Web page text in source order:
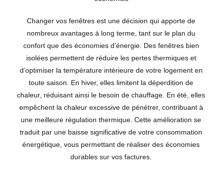
Changer vos fenêtres est une décision qui apporte de
nombreux avantages à long terme, tant sur le plan du
confort que des économies d’énergie. Des fenêtres bien
isolées permettent de réduire les pertes thermiques et
d’optimiser la température intérieure de votre logement en
toute saison. En hiver, elles limitent la déperdition de
chaleur, réduisant ainsi le besoin de chauffage. En été, elles
empêchent la chaleur excessive de pénétrer, contribuant à
une meilleure régulation thermique. Cette amélioration se
traduit par une baisse significative de votre consommation
énergétique, vous permettant de réaliser des économies
durables sur vos factures.